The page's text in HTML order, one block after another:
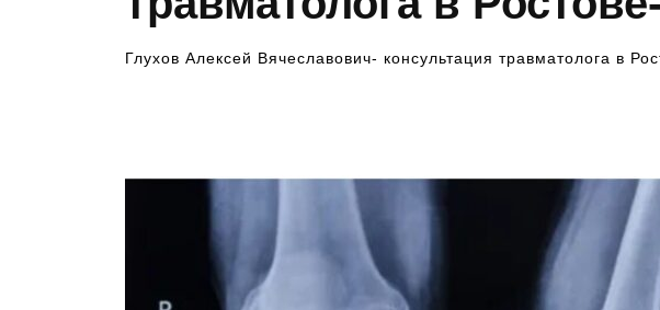
Глухов Алексей Вячеславович- консультация травматолога в